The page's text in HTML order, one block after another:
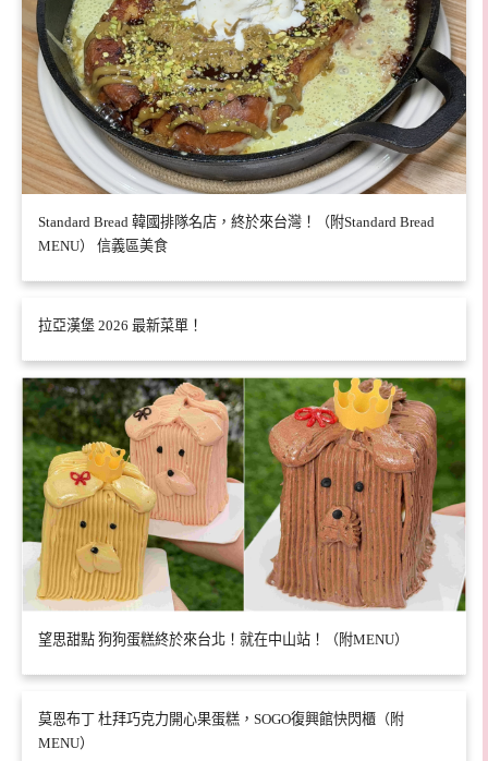
Standard Bread 韓國排隊名店，終於來台灣！（附Standard Bread
MENU） 信義區美食
拉亞漢堡 2026 最新菜單！
望思甜點 狗狗蛋糕終於來台北！就在中山站！（附MENU）
莫恩布丁 杜拜巧克力開心果蛋糕，SOGO復興館快閃櫃（附
MENU）